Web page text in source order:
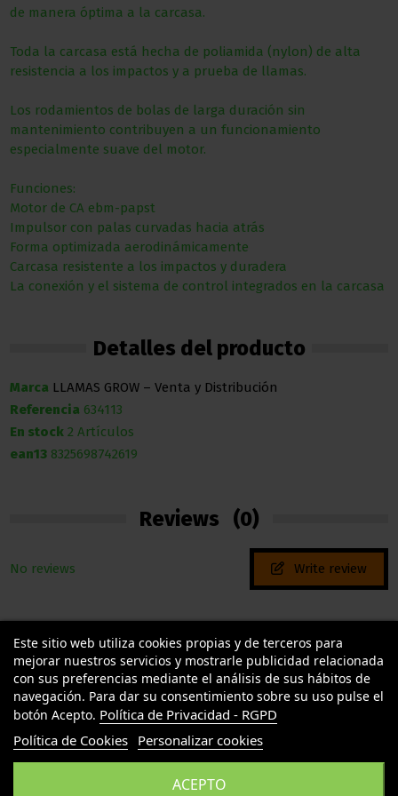
de manera óptima a la carcasa.
Toda la carcasa está hecha de poliamida (nylon) de alta
resistencia a los impactos y a prueba de llamas.
Los rodamientos de bolas de larga duración sin
mantenimiento contribuyen a un funcionamiento
especialmente suave del motor.
Funciones:
Motor de CA ebm-papst
Impulsor con palas curvadas hacia atrás
Forma optimizada aerodinámicamente
Carcasa resistente a los impactos y duradera
La conexión y el sistema de control integrados en la carcasa
Detalles del producto
Marca LLAMAS GROW – Venta y Distribución
Referencia 634113
En stock 2 Artículos
ean13 8325698742619
Reviews (0)
No reviews Write review
TU LLAMAS GROW
Este sitio web utiliza cookies propias y de terceros para
mejorar nuestros servicios y mostrarle publicidad relacionada
con sus preferencias mediante el análisis de sus hábitos de
navegación. Para dar su consentimiento sobre su uso pulse el
botón Acepto. Política de Privacidad - RGPD
Política de Cookies Personalizar cookies
ACEPTO